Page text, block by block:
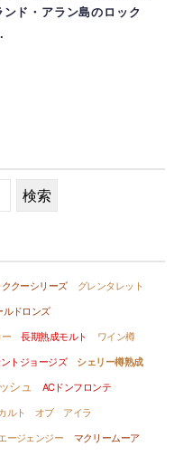
ンド・アラン島のロック
クーシリーズ グレンタレット
ルドロンズ
長期熟成モルト ワイン樽
トジョージズ
シェリー樽熟成
シュ
ACドンフロンテ
ルト オブ アイラ
ージェンジー
マクリームーア